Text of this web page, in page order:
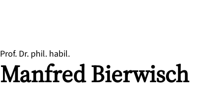
Prof. Dr. phil. habil.
ManfredBierwisch